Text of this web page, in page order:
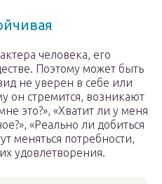
человека, его
Поэтому может быть
не уверен в себе или
он стремится, возникают
это?», «Хватит ли у меня
«Реально ли добиться
меняться потребности,
удовлетворения.